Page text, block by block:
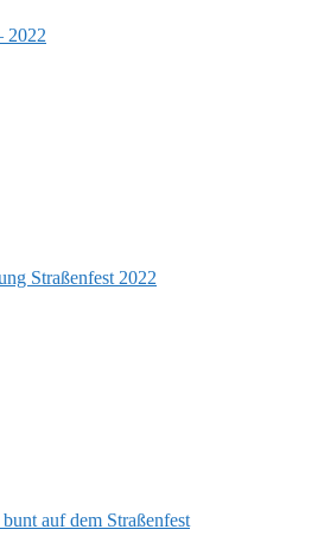
2022
Straßenfest 2022
auf dem Straßenfest